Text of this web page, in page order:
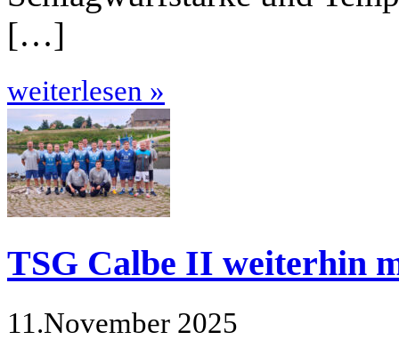
[…]
weiterlesen »
TSG Calbe II weiterhin
11.November 2025